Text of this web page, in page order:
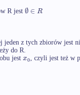
R jest∅ ∈ R
z tych zbiorów jest
do R.
jest x0, czyli jest też w